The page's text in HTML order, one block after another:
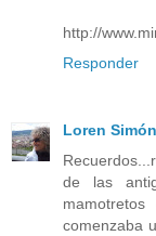
http://
Responder
Loren Simón
de las
comenzaba